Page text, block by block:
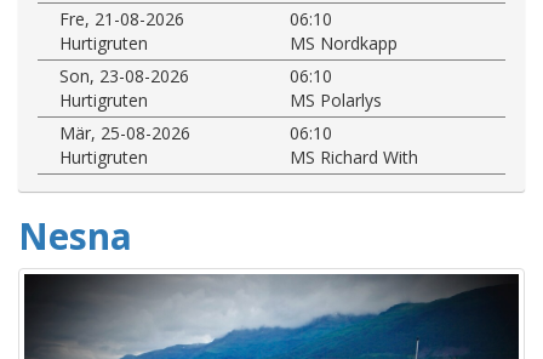
Fre, 21-08-2026
06:10
Hurtigruten
MS Nordkapp
Son, 23-08-2026
06:10
Hurtigruten
MS Polarlys
Mär, 25-08-2026
06:10
Hurtigruten
MS Richard With
Nesna